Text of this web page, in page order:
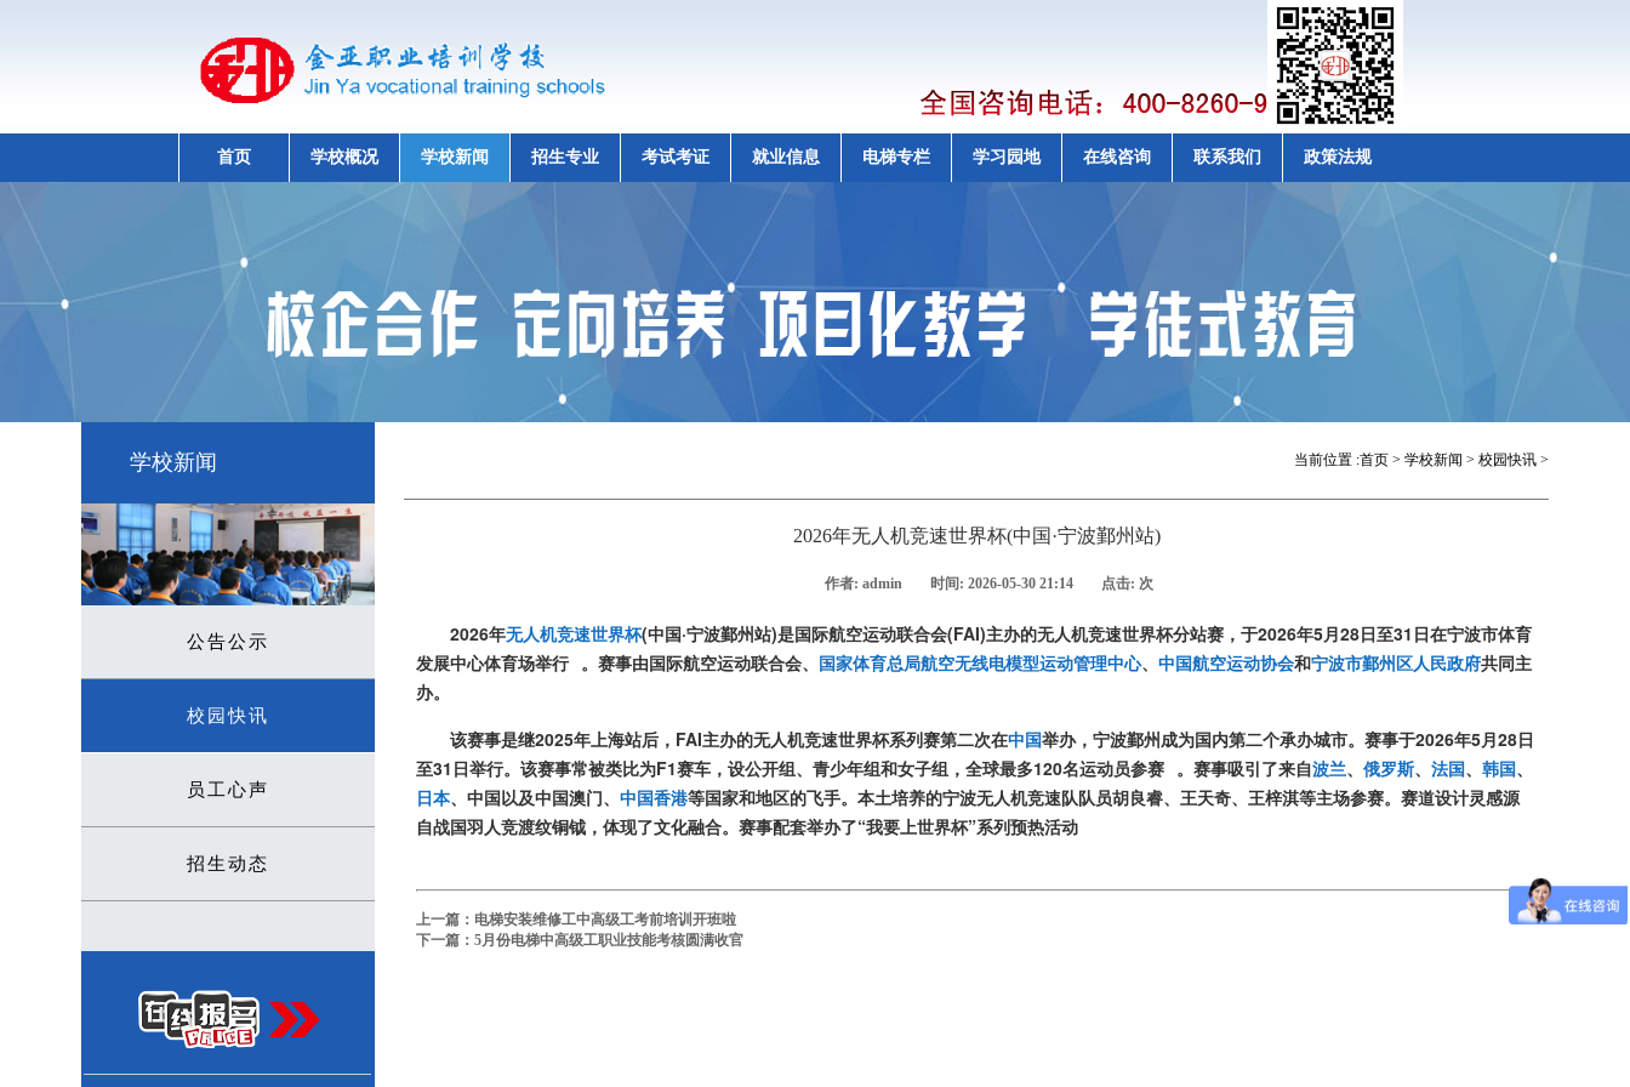
首页 学校概况 学校新闻 招生专业 考试考证 就业信息 电梯专栏 学习园地 在线咨询 联系我们 政策法规
学校新闻
公告公示
校园快讯
员工心声
招生动态
当前位置 :首页> 学校新闻 > 校园快讯>
2026年无人机竞速世界杯(中国·宁波鄞州站)
作者: admin 时间: 2026-05-30 21:14 点击: 次
2026年无人机竞速世界杯(中国·宁波鄞州站)是国际航空运动联合会(FAI)主办的无人机竞速世界杯分站赛，于2026年5月28日至31日在宁波市体育
发展中心体育场举行 。赛事由国际航空运动联合会、 国家体育总局航空无线电模型运动管理中心、中国航空运动协会和宁波市鄞州区人民政府共同主
办。
该赛事是继2025年上海站后，FAI主办的无人机竞速世界杯系列赛第二次在中国举办，宁波鄞州成为国内第二个承办城市。赛事于2026年5月28日
至31日举行。该赛事常被类比为F1赛车，设公开组、青少年组和女子组，全球最多120名运动员参赛 。赛事吸引了来自波兰、俄罗斯、法国、韩国、
日本、中国以及中国澳门、中国香港等国家和地区的飞手。本土培养的宁波无人机竞速队队员胡良睿、王天奇、王梓淇等主场参赛。赛道设计灵感源
自战国羽人竞渡纹铜钺，体现了文化融合。赛事配套举办了“我要上世界杯”系列预热活动
上一篇： 电梯安装维修工中高级工考前培训开班啦
下一篇：5月份电梯中高级工职业技能考核圆满收官